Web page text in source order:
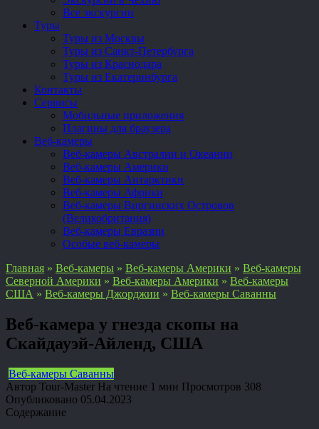
Все экскурсии
Туры
Туры из Москвы
Туры из Санкт-Петербурга
Туры из Краснодара
Туры из Екатеринбурга
Контакты
Сервисы
Мобильные приложения
Плагины для браузера
Веб-камеры
Веб-камеры Австралии и Океании
Веб-камеры Америки
Веб-камеры Антарктики
Веб-камеры Африки
Веб-камеры Виргинских Островов
(Великобритания)
Веб-камеры Евразии
Особые веб-камеры
Главная » Веб-камеры » Веб-камеры Америки » Веб-камеры
Северной Америки » Веб-камеры Америки » Веб-камеры
США » Веб-камеры Джорджии » Веб-камеры Саванны
Веб-камера у гнезда скопы на
Скайдауэй-Айленд, США
Веб-камеры Саванны
Автор Tour-Master На чтение 1 мин Просмотров 308
Опубликовано 05.04.2023
Содержание